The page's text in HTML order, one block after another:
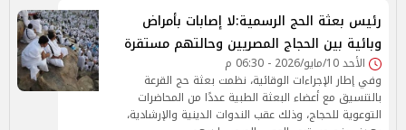
رئيس بعثة الحج الرسمية:لا إصابات بأمراض
وبائية بين الحجاج المصريين وحالتهم مستقرة
الأحد 10/مايو/2026 - 06:30 م
وفي إطار الإجراءات الوقائية، نظمت بعثة حج القرعة
بالتنسيق مع أعضاء البعثة الطبية عددًا من المحاضرات
التوعوية للحجاج، وذلك عقب الندوات الدينية والإرشادية،